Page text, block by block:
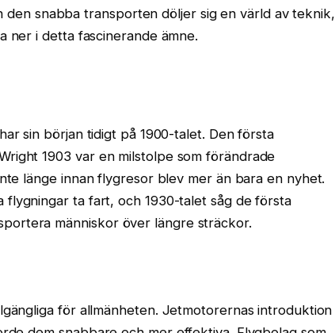
snabba transporten döljer sig en värld av teknik,
ner i detta fascinerande ämne.
sin början tidigt på 1900-talet. Den första
1903 var en milstolpe som förändrade
länge innan flygresor blev mer än bara en nyhet.
flygningar ta fart, och 1930-talet såg de första
människor över längre sträckor.
för allmänheten. Jetmotorernas introduktion